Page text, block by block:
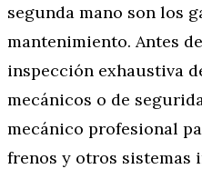
segunda mano son los
mantenimiento. Antes
inspección exhaustiva
mecánicos o de
mecánico profesional
frenos y otros sistemas